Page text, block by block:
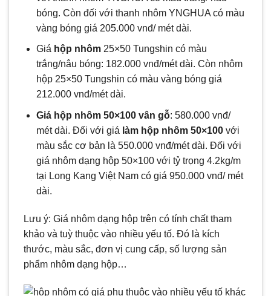
bóng. Còn đối với thanh nhôm YNGHUA có màu
vàng bóng giá 205.000 vnđ/ mét dài.
Giá hộp nhôm25×50 Tungshin có màu
trắng/nâu bóng: 182.000 vnđ/mét dài. Còn nhôm
hộp 25×50 Tungshin có màu vàng bóng giá
212.000 vnđ/mét dài.
Giá hộp nhôm50×100 vân gỗ: 580.000 vnđ/
mét dài. Đối với giá làm hộp nhôm50×100với
màu sắc cơ bản là 550.000 vnđ/mét dài. Đối với
giá nhôm dạng hộp 50×100 với tỷ trọng 4.2kg/m
tại Long Kang Việt Nam có giá 950.000 vnđ/ mét
dài.
Lưu ý: Giá nhôm dạng hộp trên có tính chất tham
khảo và tuỳ thuộc vào nhiều yếu tố. Đó là kích
thước, màu sắc, đơn vị cung cấp, số lượng sản
phẩm nhôm dạng hộp…